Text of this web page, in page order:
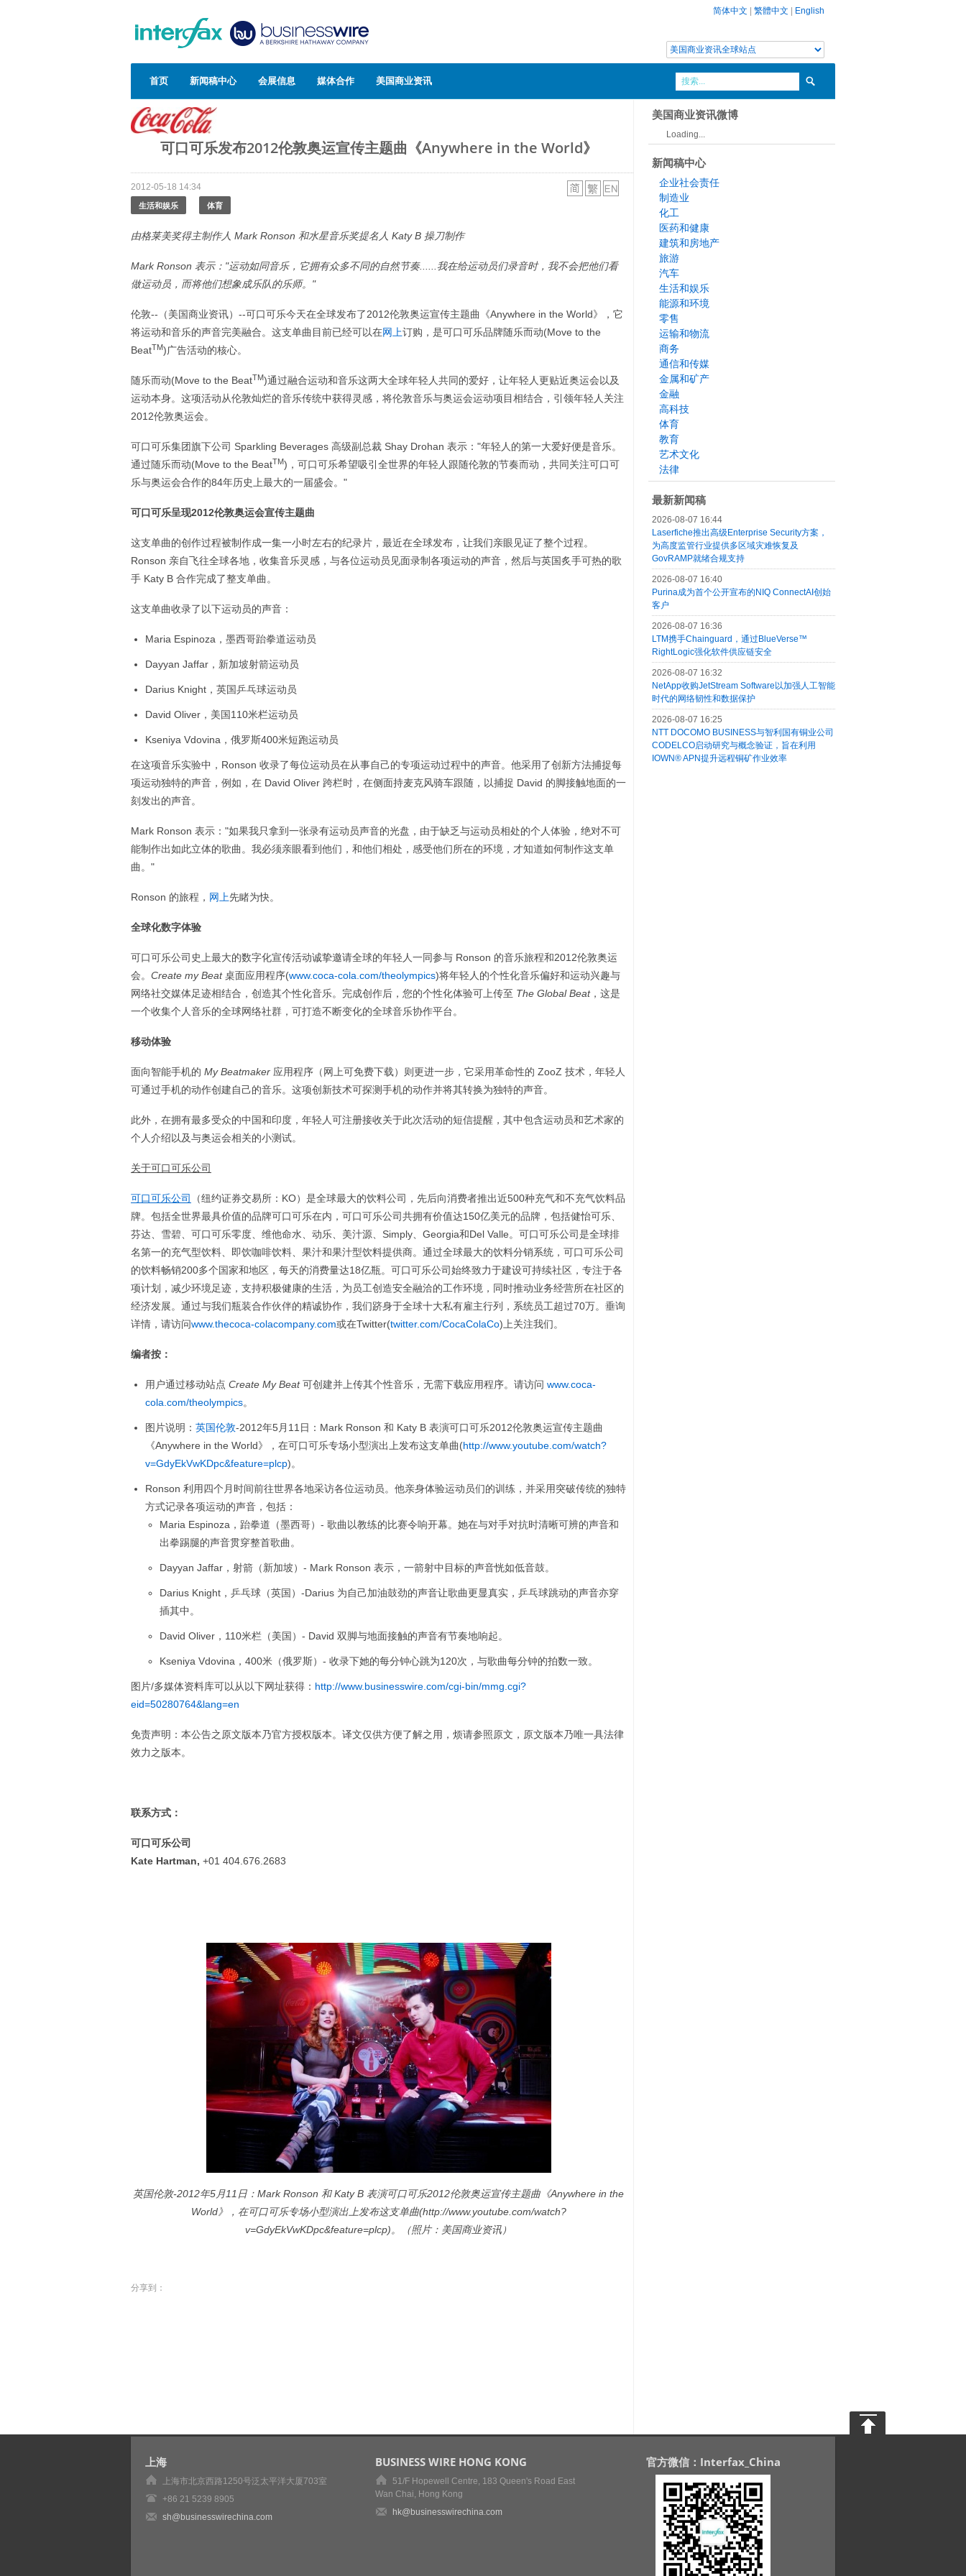
简体中文 繁體中文 English
首页 新闻稿中心 会展信息 媒体合作 美国商业资讯
可口可乐发布2012伦敦奥运宣传主题曲《Anywhere in the World》
2012-05-18 14:34
生活和娱乐 体育
由格莱美奖得主制作人 Mark Ronson 和水星音乐奖提名人 Katy B 操刀制作
Mark Ronson 表示："运动如同音乐，它拥有众多不同的自然节奏......我在给运动员们录音时，我不会把他们看
做运动员，而将他们想象成乐队的乐师。"
伦敦--（美国商业资讯）--可口可乐今天在全球发布了2012伦敦奥运宣传主题曲《Anywhere in the World》，它
将运动和音乐的声音完美融合。这支单曲目前已经可以在网上订购，是可口可乐品牌随乐而动(Move to the
BeatTM)广告活动的核心。
随乐而动(Move to the BeatTM)通过融合运动和音乐这两大全球年轻人共同的爱好，让年轻人更贴近奥运会以及
运动本身。这项活动从伦敦灿烂的音乐传统中获得灵感，将伦敦音乐与奥运会运动项目相结合，引领年轻人关注
2012伦敦奥运会。
可口可乐集团旗下公司 Sparkling Beverages 高级副总裁 Shay Drohan 表示："年轻人的第一大爱好便是音乐。
通过随乐而动(Move to the BeatTM)，可口可乐希望吸引全世界的年轻人跟随伦敦的节奏而动，共同关注可口可
乐与奥运会合作的84年历史上最大的一届盛会。"
可口可乐呈现2012伦敦奥运会宣传主题曲
这支单曲的创作过程被制作成一集一小时左右的纪录片，最近在全球发布，让我们亲眼见证了整个过程。
Ronson 亲自飞往全球各地，收集音乐灵感，与各位运动员见面录制各项运动的声音，然后与英国炙手可热的歌
手 Katy B 合作完成了整支单曲。
这支单曲收录了以下运动员的声音：
Maria Espinoza，墨西哥跆拳道运动员
Dayyan Jaffar，新加坡射箭运动员
Darius Knight，英国乒乓球运动员
David Oliver，美国110米栏运动员
Kseniya Vdovina，俄罗斯400米短跑运动员
在这项音乐实验中，Ronson 收录了每位运动员在从事自己的专项运动过程中的声音。他采用了创新方法捕捉每
项运动独特的声音，例如，在 David Oliver 跨栏时，在侧面持麦克风骑车跟随，以捕捉 David 的脚接触地面的一
刻发出的声音。
Mark Ronson 表示："如果我只拿到一张录有运动员声音的光盘，由于缺乏与运动员相处的个人体验，绝对不可
能制作出如此立体的歌曲。我必须亲眼看到他们，和他们相处，感受他们所在的环境，才知道如何制作这支单
曲。"
Ronson 的旅程， 网上先睹为快。
全球化数字体验
可口可乐公司史上最大的数字化宣传活动诚挚邀请全球的年轻人一同参与 Ronson 的音乐旅程和2012伦敦奥运
会。 Create my Beat桌面应用程序(www.coca-cola.com/theolympics)将年轻人的个性化音乐偏好和运动兴趣与
网络社交媒体足迹相结合，创造其个性化音乐。完成创作后，您的个性化体验可上传至 The Global Beat，这是
一个收集个人音乐的全球网络社群，可打造不断变化的全球音乐协作平台。
移动体验
面向智能手机的 My Beatmaker 应用程序（网上可免费下载）则更进一步，它采用革命性的 ZooZ 技术，年轻人
可通过手机的动作创建自己的音乐。这项创新技术可探测手机的动作并将其转换为独特的声音。
此外，在拥有最多受众的中国和印度，年轻人可注册接收关于此次活动的短信提醒，其中包含运动员和艺术家的
个人介绍以及与奥运会相关的小测试。
关于可口可乐公司
可口可乐公司
（纽约证券交易所：KO）是全球最大的饮料公司，先后向消费者推出近500种充气和不充气饮料品
牌。包括全世界最具价值的品牌可口可乐在内，可口可乐公司共拥有价值达150亿美元的品牌，包括健怡可乐、
芬达、雪碧、可口可乐零度、维他命水、动乐、美汁源、Simply、Georgia和Del Valle。可口可乐公司是全球排
名第一的充气型饮料、即饮咖啡饮料、果汁和果汁型饮料提供商。通过全球最大的饮料分销系统，可口可乐公司
的饮料畅销200多个国家和地区，每天的消费量达18亿瓶。可口可乐公司始终致力于建设可持续社区，专注于各
项计划，减少环境足迹，支持积极健康的生活，为员工创造安全融洽的工作环境，同时推动业务经营所在社区的
经济发展。通过与我们瓶装合作伙伴的精诚协作，我们跻身于全球十大私有雇主行列，系统员工超过70万。垂询
详情，请访问www.thecoca-colacompany.com或在Twitter(twitter.com/CocaColaCo)上关注我们。
编者按：
用户通过移动站点 Create My Beat可创建并上传其个性音乐，无需下载应用程序。请访问 www.coca-
cola.com/theolympics。
图片说明： 英国伦敦-2012年5月11日：Mark Ronson 和 Katy B 表演可口可乐2012伦敦奥运宣传主题曲
《Anywhere in the World》，在可口可乐专场小型演出上发布这支单曲(http://www.youtube.com/watch?
v=GdyEkVwKDpc&feature=plcp)。
Ronson 利用四个月时间前往世界各地采访各位运动员。他亲身体验运动员们的训练，并采用突破传统的独特
方式记录各项运动的声音，包括：
Maria Espinoza，跆拳道（墨西哥）- 歌曲以教练的比赛令响开幕。她在与对手对抗时清晰可辨的声音和
出拳踢腿的声音贯穿整首歌曲。
Dayyan Jaffar，射箭（新加坡）- Mark Ronson 表示，一箭射中目标的声音恍如低音鼓。
Darius Knight，乒乓球（英国）-Darius 为自己加油鼓劲的声音让歌曲更显真实，乒乓球跳动的声音亦穿
插其中。
David Oliver，110米栏（美国）- David 双脚与地面接触的声音有节奏地响起。
Kseniya Vdovina，400米（俄罗斯）- 收录下她的每分钟心跳为120次，与歌曲每分钟的拍数一致。
图片/多媒体资料库可以从以下网址获得： http://www.businesswire.com/cgi-bin/mmg.cgi?
eid=50280764&lang=en
免责声明：本公告之原文版本乃官方授权版本。译文仅供方便了解之用，烦请参照原文，原文版本乃唯一具法律
效力之版本。
联系方式：
可口可乐公司
Kate Hartman, +01 404.676.2683
英国伦敦-2012年5月11日：Mark Ronson 和 Katy B 表演可口可乐2012伦敦奥运宣传主题曲《Anywhere in the
World》，在可口可乐专场小型演出上发布这支单曲(http://www.youtube.com/watch?
v=GdyEkVwKDpc&feature=plcp)。（照片：美国商业资讯）
分享到：
美国商业资讯微博
Loading...
新闻稿中心
企业社会责任
制造业
化工
医药和健康
建筑和房地产
旅游
汽车
生活和娱乐
能源和环境
零售
运输和物流
商务
通信和传媒
金属和矿产
金融
高科技
体育
教育
艺术文化
法律
最新新闻稿
2026-08-07 16:44
Laserfiche推出高级Enterprise Security方案，
为高度监管行业提供多区域灾难恢复及
GovRAMP就绪合规支持
2026-08-07 16:40
Purina成为首个公开宣布的NIQ ConnectAI创始
客户
2026-08-07 16:36
LTM携手Chainguard，通过BlueVerse™
RightLogic强化软件供应链安全
2026-08-07 16:32
NetApp收购JetStream Software以加强人工智能
时代的网络韧性和数据保护
2026-08-07 16:25
NTT DOCOMO BUSINESS与智利国有铜业公司
CODELCO启动研究与概念验证，旨在利用
IOWN® APN提升远程铜矿作业效率
上海
上海市北京西路1250号泛太平洋大厦703室
+86 21 5239 8905
sh@businesswirechina.com
BUSINESS WIRE HONG KONG
51/F Hopewell Centre, 183 Queen's Road East
Wan Chai, Hong Kong
hk@businesswirechina.com
官方微信：Interfax_China